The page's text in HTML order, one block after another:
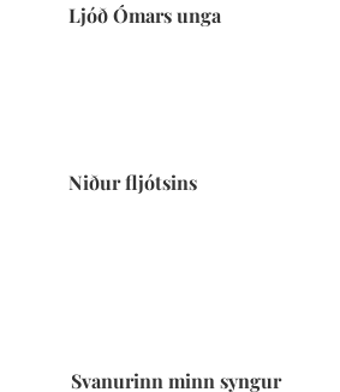
Ljóð Ómars unga
Niður fljótsins
Svanurinn minn syngur